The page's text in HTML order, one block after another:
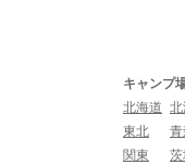
キャンプ
北海道 北
東北
青
関東